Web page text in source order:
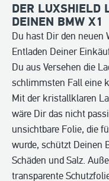
DER LUXSHIELD
DEINEN BMW X1
Du hast Dir den neuen
Entladen Deiner
Du aus Versehen die
schlimmsten Fall eine
Mit der kristallklaren
wäre Dir das nicht
unsichtbare Folie, die
wurde, schützt Deinen
Schäden und Salz.
transparente